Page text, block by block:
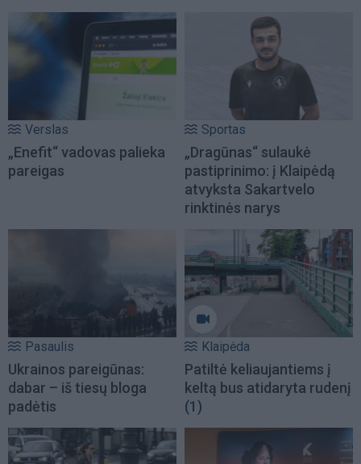
Verslas
„Enefit“ vadovas palieka
pareigas
Sportas
„Dragūnas“ sulaukė
pastiprinimo: į Klaipėdą
atvyksta Sakartvelo
rinktinės narys
Pasaulis
Ukrainos pareigūnas:
dabar – iš tiesų bloga
padėtis
Klaipėda
Patiltė keliaujantiems į
keltą bus atidaryta rudenį
(1)